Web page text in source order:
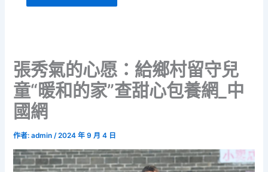
張秀氣的心愿：給鄉村留守兒
童“暖和的家”查甜心包養網_中
國網
作者:admin /2024 年 9 月 4 日